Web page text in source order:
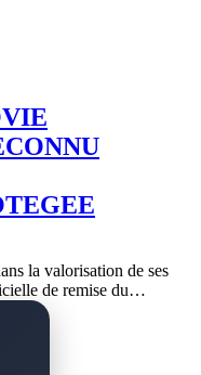
la valorisation de ses
de remise du…